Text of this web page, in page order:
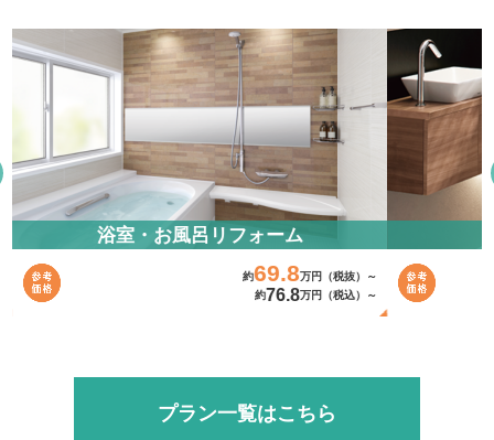
浴室・お風呂リフォーム
約69.8万円（税抜）～
約76.8万円（税込）～
プラン一覧はこちら